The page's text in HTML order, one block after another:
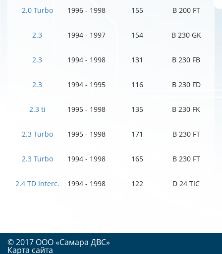
2.0 Turbo 1996 - 1998 155 B 200 FT
2.3 1994 - 1997 154 B 230 GK
2.3 1994 - 1998 131 B 230 FB
2.3 1994 - 1995 116 B 230 FD
2.3 ti 1995 - 1998 135 B 230 FK
2.3 Turbo 1995 - 1998 171 B 230 FT
2.3 Turbo 1994 - 1998 165 B 230 FT
2.4 TD Interc. 1994 - 1998 122 D 24 TIC
© 2017 OOO «Самара ДВС»
Карта сайта